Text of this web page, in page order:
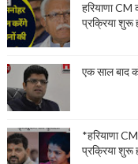
हरियाणा
प्रक्रिया शुरू
एक साल बाद
*हरियाणा
प्रक्रिया शुरू